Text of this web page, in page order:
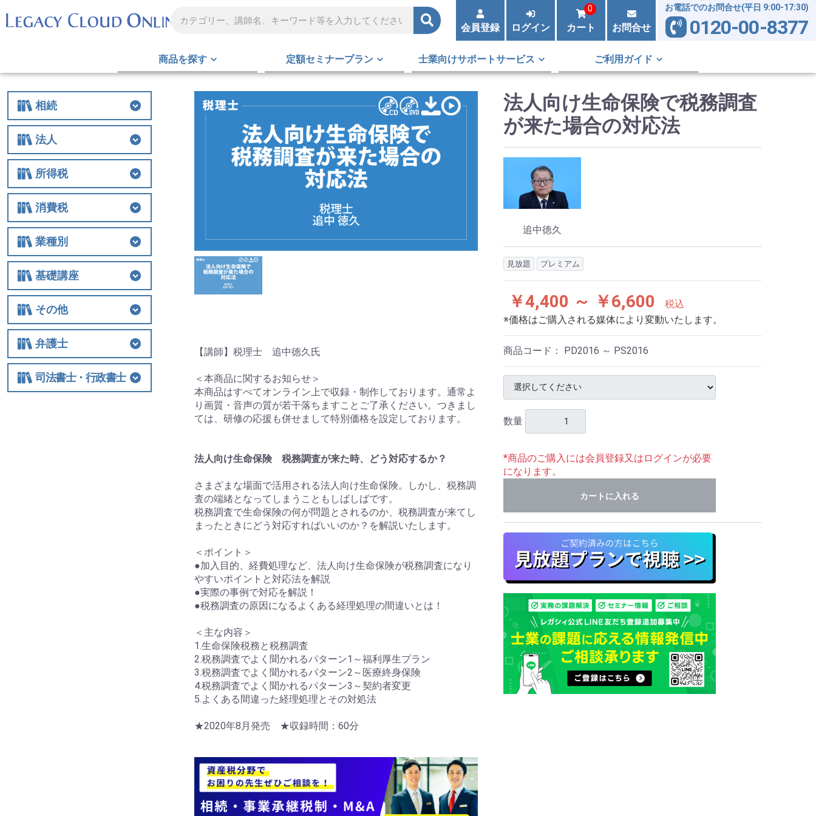
会員登録 ログイン カート
0
お問合せ
お電話でのお問合せ(平日 9:00-17:30)
0120-00-8377
商品を探す 定額セミナープラン 士業向けサポートサービス ご利用ガイド
相続
相続
相続税
贈与
財産評価
事業承継
不動産
生前対策
税務調査
その他
法人
法人
法人税
経費
役員関連
特例
組織再編
解散・清算
税務調査
その他
所得税
所得税
所得税
譲渡
税務調査
その他
消費税
消費税
消費税
税務調査
その他
業種別
業種別
医業
農業
非営利法人
介護
税務調査
その他の業種
基礎講座
基礎講座
相続税
法人関連
その他
その他
士業経営
国際税務
保険
税制改正全般
ビジネス
借地権
弁護士
弁護士
相続
交通事故
離婚
労働
不動産・建築
債権回収
民事訴訟
顧客対応・顧問契約
事務所経営・運営
その他
司法書士・行政書士
【講師】税理士 追中徳久氏
＜本商品に関するお知らせ＞
本商品はすべてオンライン上で収録・制作しております。通常よ
り画質・音声の質が若干落ちますことご了承ください。つきまし
ては、研修の応援も併せまして特別価格を設定しております。
法人向け生命保険 税務調査が来た時、どう対応するか？
さまざまな場面で活用される法人向け生命保険。しかし、税務調
査の端緒となってしまうこともしばしばです。
税務調査で生命保険の何が問題とされるのか、税務調査が来てし
まったときにどう対応すればいいのか？を解説いたします。
＜ポイント＞
●加入目的、経費処理など、法人向け生命保険が税務調査になり
やすいポイントと対応法を解説
●実際の事例で対応を解説！
●税務調査の原因になるよくある経理処理の間違いとは！
＜主な内容＞
1.生命保険税務と税務調査
2.税務調査でよく聞かれるパターン1～福利厚生プラン
3.税務調査でよく聞かれるパターン2～医療終身保険
4.税務調査でよく聞かれるパターン3～契約者変更
5.よくある間違った経理処理とその対処法
★2020年8月発売 ★収録時間：60分
法人向け生命保険で税務調査
が来た場合の対応法
追中徳久
見放題 プレミアム
￥4,400 ～ ￥6,600
税込
※価格はご購入される媒体により変動いたします。
商品コード： PD2016 ～ PS2016
数量
*商品のご購入には会員登録又はログインが必要
になります。
カートに入れる